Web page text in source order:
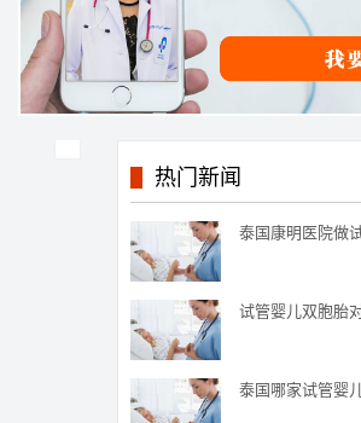
热门新闻
泰国康明医院做
试管婴儿双胞胎
泰国哪家试管婴